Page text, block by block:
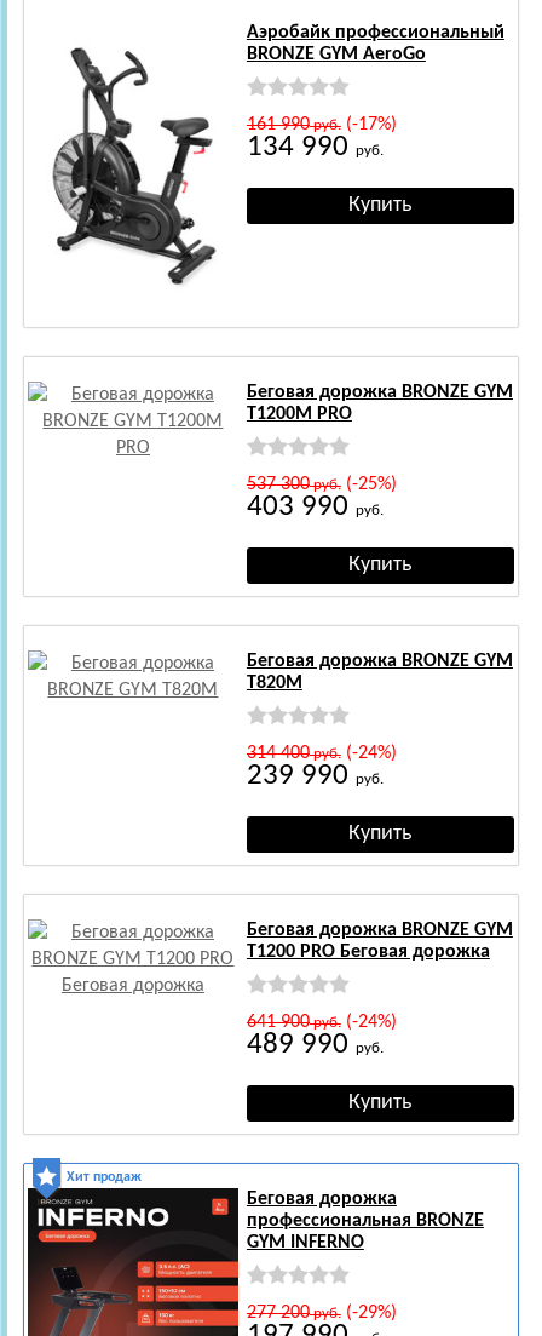
Аэробайк профессиональный
BRONZE GYM AeroGo
161 990руб.(-17%)
134 990 руб.
Беговая дорожка BRONZE GYM
T1200M PRO
537 300руб.(-25%)
403 990 руб.
Беговая дорожка BRONZE GYM
T820M
314 400руб.(-24%)
239 990 руб.
Беговая дорожка BRONZE GYM
T1200 PRO Беговая дорожкa
641 900руб.(-24%)
489 990 руб.
Хит продаж
Беговая дорожка
профессиональная BRONZE
GYM INFERNO
277 200руб.(-29%)